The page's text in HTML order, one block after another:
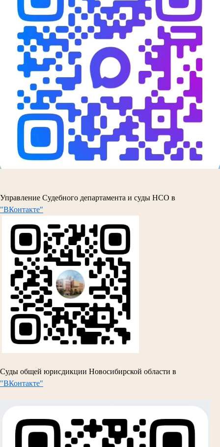
Управление Судебного департамента и суды НСО в
"ВКонтакте"
Суды общей юрисдикции Новосибирской области в
"ВКонтакте"